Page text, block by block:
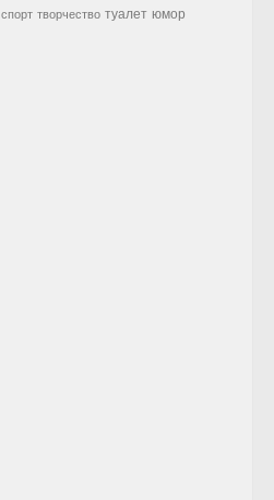
спорт творчество туалет юмор